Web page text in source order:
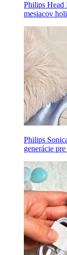
Philips Head
mesiacov
Philips
generácie